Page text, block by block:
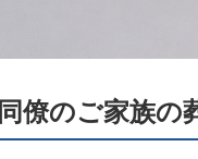
同僚のご家族の